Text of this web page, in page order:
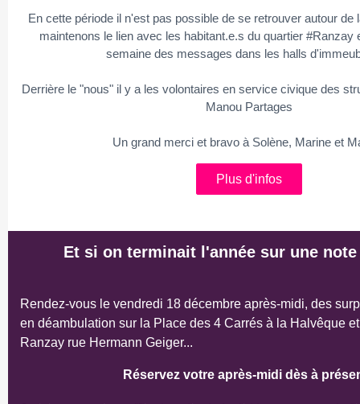
En cette période il n'est pas possible de se retrouver autour de
maintenons le lien avec les habitant.e.s du quartier #Ranzay
semaine des messages dans les halls
Derrière le "nous" il y a les volontaires en service civique des
Manou Partages
Un grand merci et bravo à Solène, Marine et
Plus d'infos
Et si on terminait l'année sur une
Rendez-vous le vendredi 18 décembre après-midi, des
en déambulation sur la Place des 4 Carrés à la Halvêque
Ranzay rue Hermann Geiger...
Réservez votre après-midi dès à